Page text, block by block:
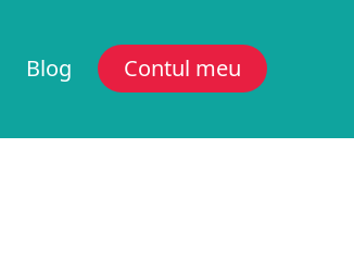
Blog Contul meu